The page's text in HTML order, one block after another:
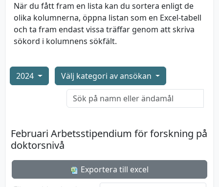
När du fått fram en lista kan du sortera enligt de
olika kolumnerna, öppna listan som en Excel-tabell
och ta fram endast vissa träffar genom att skriva
sökord i kolumnens sökfält.
2024 Välj kategori av ansökan
Februari Arbetsstipendium för forskning på
doktorsnivå
Exportera till excel